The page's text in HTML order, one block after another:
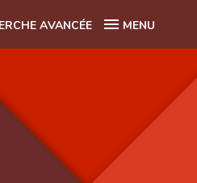
AVANCÉE MENU